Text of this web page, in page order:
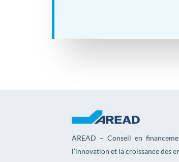
AREAD – Conseil en
l’innovation et la croissance des